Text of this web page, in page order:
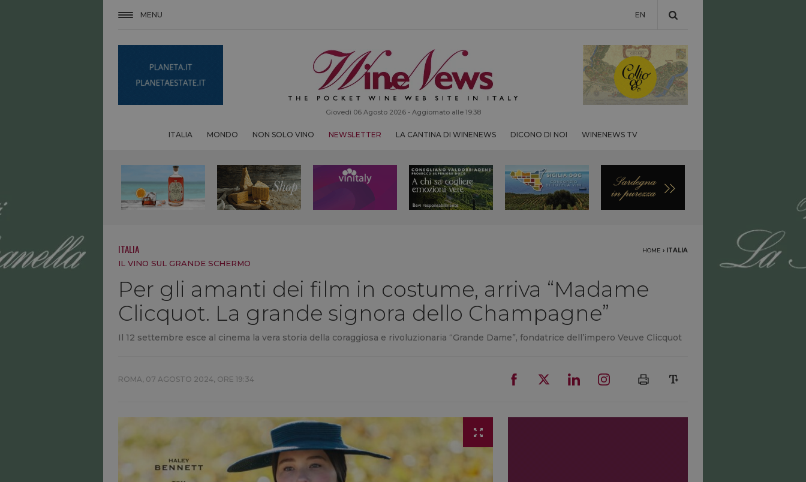
MENU EN
Giovedì 06 Agosto 2026 - Aggiornato alle 19:38
ITALIA MONDO NON SOLO VINO NEWSLETTER LA CANTINA DI WINENEWS DICONO DI NOI WINENEWS TV
ITALIA HOME › ITALIA
IL VINO SUL GRANDE SCHERMO
Per gli amanti dei film in costume, arriva “Madame
Clicquot. La grande signora dello Champagne”
Il 12 settembre esce al cinema la vera storia della coraggiosa e rivoluzionaria “Grande Dame”, fondatrice dell’impero Veuve Clicquot
ROMA, 07 AGOSTO 2024, ORE 19:34